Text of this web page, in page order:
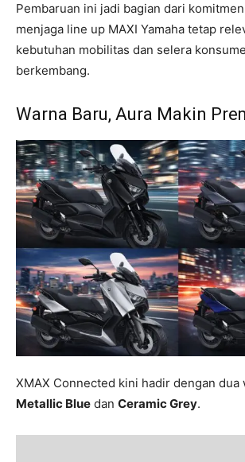
Pembaruan ini jadi bagian dari komitmen
menjaga line up MAXI Yamaha tetap
kebutuhan mobilitas dan selera
berkembang.
Warna Baru, Aura Makin
XMAX Connected kini hadir dengan dua
Metallic Blue dan Ceramic Grey.